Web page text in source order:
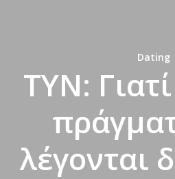
Dating
TYN:
λέγονται